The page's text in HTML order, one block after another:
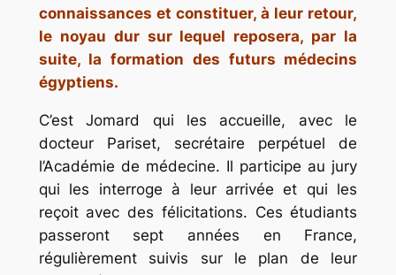
connaissances et constituer, à leur retour,
le noyau dur sur lequel reposera, par la
suite, la formation des futurs médecins
égyptiens.
C’est Jomard qui les accueille, avec le
docteur Pariset, secrétaire perpétuel de
l’Académie de médecine. Il participe au jury
qui les interroge à leur arrivée et qui les
reçoit avec des félicitations. Ces étudiants
passeront sept années en France,
régulièrement suivis sur le plan de leur